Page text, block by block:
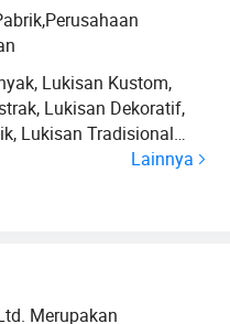
Lukisan Kustom,
Lukisan Dekoratif,
Lukisan Tradisional
Tangka, Lukisan
Kanvas
Lainnya
Merupakan